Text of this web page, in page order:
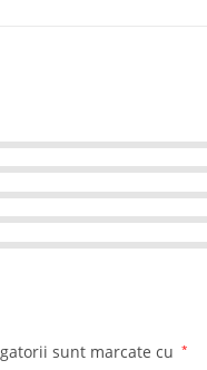
sunt marcate cu *